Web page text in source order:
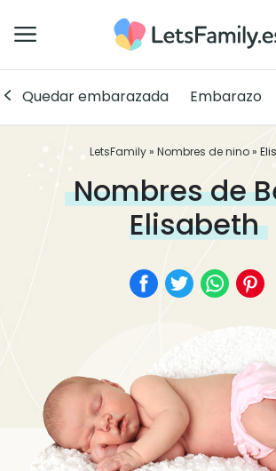
Quedar embarazada Embarazo
LetsFamily» Nombres de nino»
Nombres de
Elisabeth